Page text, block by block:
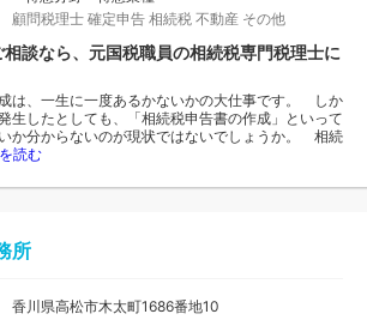
顧問税理士 確定申告 相続税 不動産 その他
談なら、元国税職員の相続税専門税理士に
は、一生に一度あるかないかの大仕事です。 しか
生したとしても、「相続税申告書の作成」といって
か分からないのが現状ではないでしょうか。 相続
読む
所
香川県高松市木太町1686番地10